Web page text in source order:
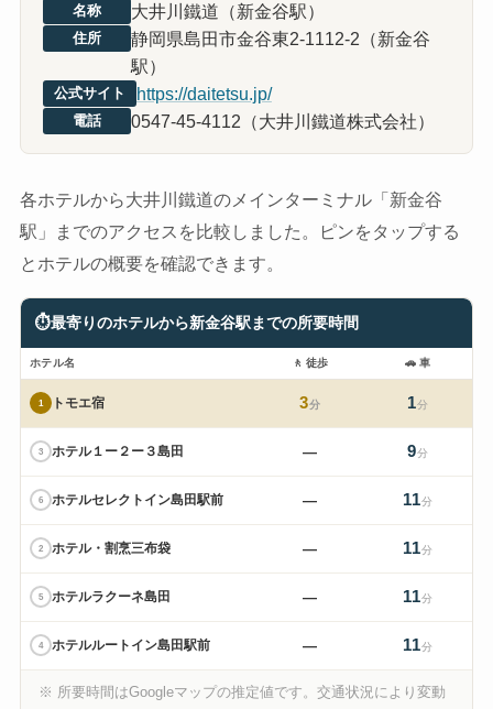
名称 大井川鐵道（新金谷駅）
住所
静岡県島田市金谷東2-1112-2（新金谷
駅）
公式サイト https://daitetsu.jp/
電話 0547-45-4112（大井川鐵道株式会社）
各ホテルから大井川鐵道のメインターミナル「新金谷
駅」までのアクセスを比較しました。ピンをタップする
とホテルの概要を確認できます。
⏱最寄りのホテルから新金谷駅までの所要時間
ホテル名 🚶 徒歩 🚗 車
1 トモエ宿 3分 1分
3 ホテル１ー２ー３島田 — 9分
6 ホテルセレクトイン島田駅前 — 11分
2 ホテル・割烹三布袋 — 11分
5 ホテルラクーネ島田 — 11分
4 ホテルルートイン島田駅前 — 11分
※ 所要時間はGoogleマップの推定値です。交通状況により変動